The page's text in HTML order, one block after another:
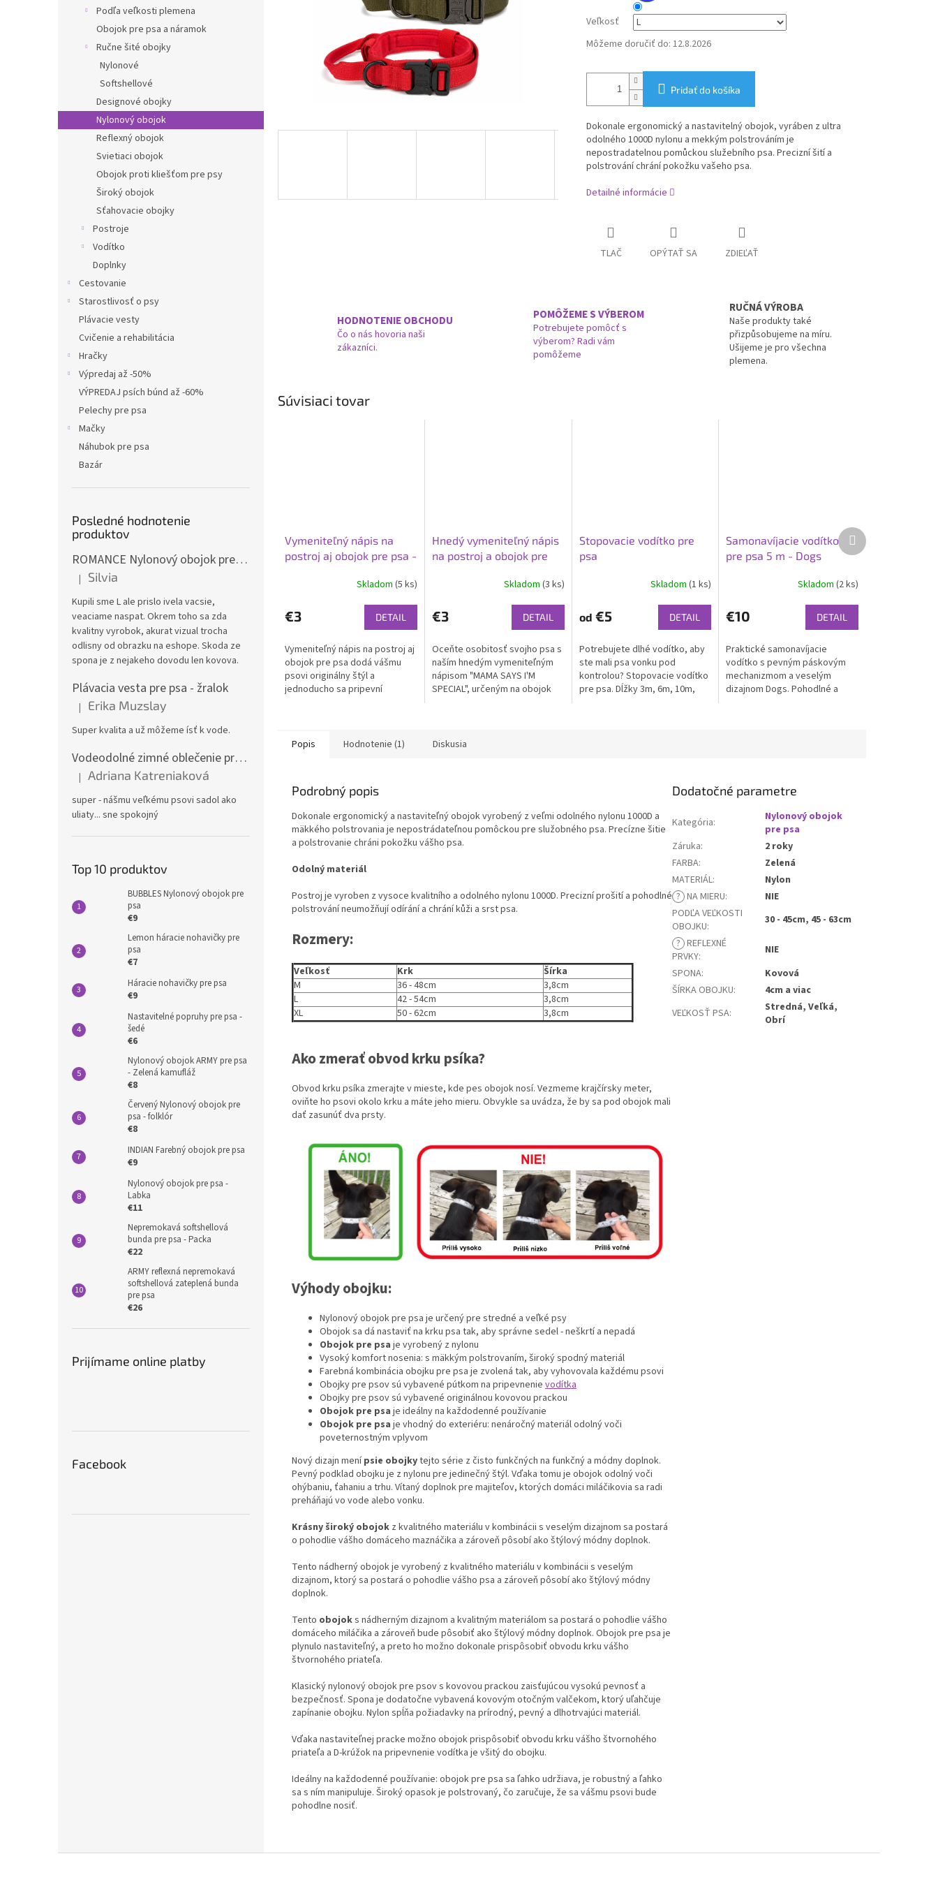
Podľa veľkosti plemena
Obojok pre psa a náramok
Ručne šité obojky
Nylonové
Softshellové
Designové obojky
Nylonový obojok
Reflexný obojok
Svietiaci obojok
Obojok proti kliešťom pre psy
Široký obojok
Sťahovacie obojky
Postroje
Vodítko
Doplnky
Cestovanie
Starostlivosť o psy
Plávacie vesty
Cvičenie a rehabilitácia
Hračky
Výpredaj až -50%
VÝPREDAJ psích búnd až -60%
Pelechy pre psa
Mačky
Náhubok pre psa
Bazár
Posledné hodnotenie
produktov
ROMANCE Nylonový obojok pre psa
Hodnotenie produktu je 3 z 5 hviezdičiek.
| Silvia
Kupili sme L ale prislo ivela vacsie,
veaciame naspat. Okrem toho sa zda
kvalitny vyrobok, akurat vizual trocha
odlisny od obrazku na eshope. Skoda ze
spona je z nejakeho dovodu len kovova.
Plávacia vesta pre psa - žralok
Hodnotenie produktu je 5 z 5 hviezdičiek.
| Erika Muzslay
Super kvalita a už môžeme ísť k vode.
Vodeodolné zimné oblečenie pre veľké psy
Hodnotenie produktu je 5 z 5 hviezdičiek.
| Adriana Katreniaková
super - nášmu veľkému psovi sadol ako
uliaty... sne spokojný
Top 10 produktov
BUBBLES Nylonový obojok pre
psa
€9
Lemon háracie nohavičky pre
psa
€7
Háracie nohavičky pre psa
€9
Nastavitelné popruhy pre psa -
šedé
€6
Nylonový obojok ARMY pre psa
- Zelená kamufláž
€8
Červený Nylonový obojok pre
psa - folklór
€8
INDIAN Farebný obojok pre psa
€9
Nylonový obojok pre psa -
Labka
€11
Nepremokavá softshellová
bunda pre psa - Packa
€22
ARMY reflexná nepremokavá
softshellová zateplená bunda
pre psa
€26
Prijímame online platby
Facebook
Veľkosť
Môžeme doručiť do: 12.8.2026
Pridať do košíka
Dokonale ergonomický a nastavitelný obojok, vyráben z ultra
odolného 1000D nylonu a mekkým polstrováním je
nepostradatelnou pomůckou služebního psa. Precizní šití a
polstrování chrání pokožku vašeho psa.
Detailné informácie
TLAČ OPÝTAŤ SA ZDIEĽAŤ
HODNOTENIE OBCHODU
Čo o nás hovoria naši
zákazníci.
POMÔŽEME S VÝBEROM
Potrebujete pomôcť s
výberom? Radi vám
pomôžeme
RUČNÁ VÝROBA
Naše produkty také
přizpůsobujeme na míru.
Ušijeme je pro všechna
plemena.
Súvisiaci tovar
Vymeniteľný nápis na
postroj aj obojok pre psa -
Skladom (5 ks)
€3 DETAIL
Vymeniteľný nápis na postroj aj
obojok pre psa dodá vášmu
psovi originálny štýl a
jednoducho sa pripevní
Hnedý vymeniteľný nápis
na postroj a obojok pre
Skladom (3 ks)
€3 DETAIL
Oceňte osobitosť svojho psa s
naším hnedým vymeniteľným
nápisom "MAMA SAYS I'M
SPECIAL", určeným na obojok
Stopovacie vodítko pre
psa
Skladom(1 ks)
od €5 DETAIL
Potrebujete dlhé vodítko, aby
ste mali psa vonku pod
kontrolou? Stopovacie vodítko
pre psa. Dĺžky 3m, 6m, 10m,
Samonavíjacie vodítko
pre psa 5 m - Dogs
Skladom (2 ks)
€10 DETAIL
Praktické samonavíjacie
vodítko s pevným páskovým
mechanizmom a veselým
dizajnom Dogs. Pohodlné a
Ďalší
produkt
Popis Hodnotenie (1) Diskusia
Podrobný popis
Dokonale ergonomický a nastaviteľný obojok vyrobený z veľmi odolného nylonu 1000D a
mäkkého polstrovania je nepostrádateľnou pomôckou pre služobného psa. Precízne šitie
a polstrovanie chráni pokožku vášho psa.
Odolný materiál
Postroj je vyroben z vysoce kvalitního a odolného nylonu 1000D. Precizní prošití a pohodlné
polstrování neumožňují odírání a chrání kůži a srst psa.
Rozmery:
Veľkosť Krk
Šírka
M
36 - 48cm
3,8cm
L
42 - 54cm
3,8cm
XL
50 - 62cm 3,8cm
Ako zmerať obvod krku psíka?
Obvod krku psíka zmerajte v mieste, kde pes obojok nosí. Vezmeme krajčírsky meter,
oviňte ho psovi okolo krku a máte jeho mieru. Obvykle sa uvádza, že by sa pod obojok mali
dať zasunúť dva prsty.
Výhody obojku:
Nylonový obojok pre psa je určený pre stredné a veľké psy
Obojok sa dá nastaviť na krku psa tak, aby správne sedel - neškrtí a nepadá
Obojok pre psa je vyrobený z nylonu
Vysoký komfort nosenia: s mäkkým polstrovaním, široký spodný materiál
Farebná kombinácia obojku pre psa je zvolená tak, aby vyhovovala každému psovi
Obojky pre psov sú vybavené pútkom na pripevnenie vodítka
Obojky pre psov sú vybavené originálnou kovovou prackou
Obojok pre psa je ideálny na každodenné používanie
Obojok pre psa je vhodný do exteriéru: nenáročný materiál odolný voči
poveternostným vplyvom
Nový dizajn menípsie obojkytejto série z čisto funkčných na funkčný a módny doplnok.
Pevný podklad obojku je z nylonu pre jedinečný štýl. Vďaka tomu je obojok odolný voči
ohýbaniu, ťahaniu a trhu. Vítaný doplnok pre majiteľov, ktorých domáci miláčikovia sa radi
preháňajú vo vode alebo vonku.
Krásny široký obojok z kvalitného materiálu v kombinácii s veselým dizajnom sa postará
o pohodlie vášho domáceho maznáčika a zároveň pôsobí ako štýlový módny doplnok.
Tento nádherný obojok je vyrobený z kvalitného materiálu v kombinácii s veselým
dizajnom, ktorý sa postará o pohodlie vášho psa a zároveň pôsobí ako štýlový módny
doplnok.
Tento obojoks nádherným dizajnom a kvalitným materiálom sa postará o pohodlie vášho
domáceho miláčika a zároveň bude pôsobiť ako štýlový módny doplnok. Obojok pre psa je
plynulo nastaviteľný, a preto ho možno dokonale prispôsobiť obvodu krku vášho
štvornohého priateľa.
Klasický nylonový obojok pre psov s kovovou prackou zaisťujúcou vysokú pevnosť a
bezpečnosť. Spona je dodatočne vybavená kovovým otočným valčekom, ktorý uľahčuje
zapínanie obojku. Nylon spĺňa požiadavky na prírodný, pevný a dlhotrvajúci materiál.
Vďaka nastaviteľnej pracke možno obojok prispôsobiť obvodu krku vášho štvornohého
priateľa a D-krúžok na pripevnenie vodítka je všitý do obojku.
Ideálny na každodenné používanie: obojok pre psa sa ľahko udržiava, je robustný a ľahko
sa s ním manipuluje. Široký opasok je polstrovaný, čo zaručuje, že sa vášmu psovi bude
pohodlne nosiť.
Dodatočné parametre
Kategória:
Nylonový obojok
pre psa
Záruka:
2 roky
FARBA:
Zelená
MATERIÁL:
Nylon
? NA MIERU:
NIE
PODĽA VEĽKOSTI
OBOJKU:
30 - 45cm, 45 - 63cm
? REFLEXNÉ
PRVKY:
NIE
SPONA:
Kovová
ŠÍRKA OBOJKU:
4cm a viac
VEĽKOSŤ PSA:
Stredná, Veľká,
Obrí